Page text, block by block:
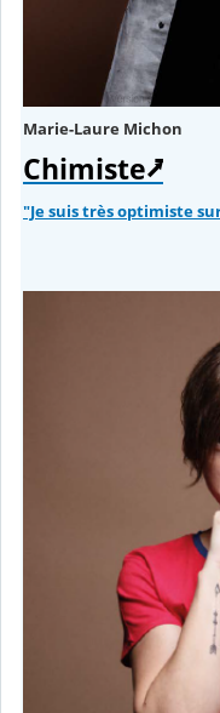
Marie-Laure Michon
Chimiste⭷
"Je suis très optimiste